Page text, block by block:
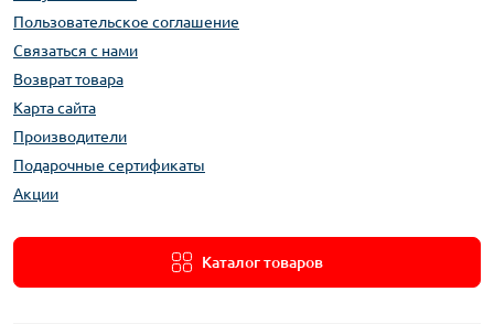
Пользовательское соглашение
Связаться с нами
Возврат товара
Карта сайта
Производители
Подарочные сертификаты
Акции
Каталог товаров